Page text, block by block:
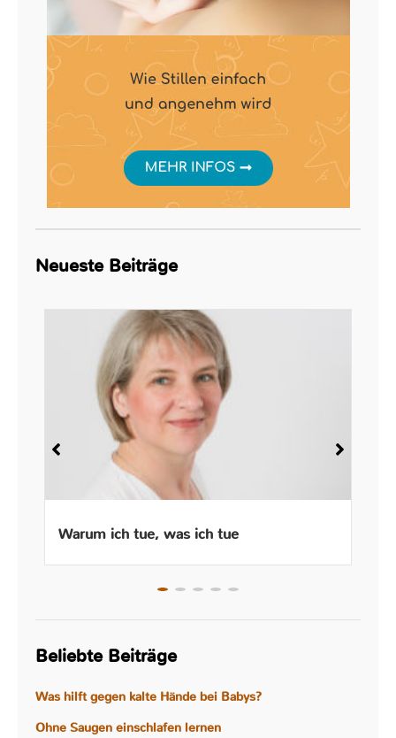
Neueste Beiträge
Warum ich tue, was ich tue
Beliebte Beiträge
Was hilft gegen kalte Hände bei Babys?
Ohne Saugen einschlafen lernen